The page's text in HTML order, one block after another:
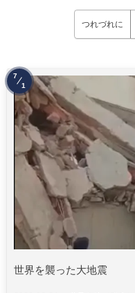
つれづれに
世界を襲った大地震
7
1